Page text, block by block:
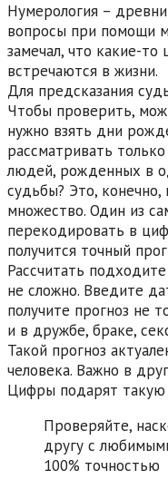
Нумерология –
вопросы при помощи
замечал, что какие-
встречаются в жизни.
Для предсказания
Чтобы проверить,
нужно взять дни
рассматривать
людей, рожденных в
судьбы? Это,
множество. Один из
перекодировать в
получится точный
Рассчитать
не сложно. Введите
получите прогноз не
и в дружбе, браке,
Такой прогноз
человека. Важно в
Цифры подарят такую
Проверяйте,
другу с
100% точностью